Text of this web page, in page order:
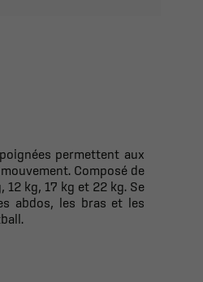
permettent aux
Composé de
kg, 17 kg et 22 kg. Se
abdos, les bras et les